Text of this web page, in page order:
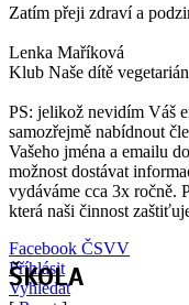
Zatím přeji zdraví a
Lenka Maříková
Klub Naše dítě vegetarián
PS: jelikož nevidím Váš
samozřejmě nabídnout
Vašeho jména a emailu
možnost dostávat
vydáváme cca 3x ročně.
která naši činnost
ŠKOLA
Facebook ČSVV
Příhlásit
Vyhledat